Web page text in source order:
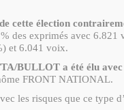
cette élection
des exprimés avec 6.821
et 6.041 voix.
BULLOT a été élu
FRONT NATIONAL.
les risques que ce type